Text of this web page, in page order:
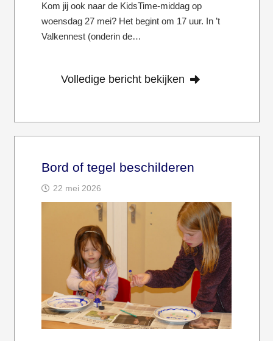
Kom jij ook naar de KidsTime-middag op
woensdag 27 mei? Het begint om 17 uur. In ’t
Valkennest (onderin de…
Volledige bericht bekijken
Bord of tegel beschilderen
22 mei 2026